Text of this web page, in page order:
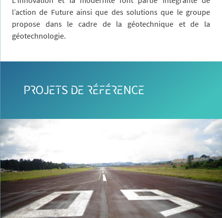
l’action de Future ainsi que des solutions que le groupe
propose dans le cadre de la géotechnique et de la
géotechnologie.
PROJETS DE RÉFÉRENCE